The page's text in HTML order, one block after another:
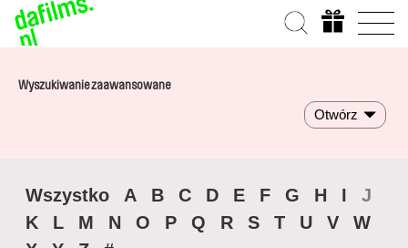
Wyszukiwanie zaawansowane
Otwórz
Wszystko A B C D E F G H I
J
K
L M N O P Q R S T U V
W